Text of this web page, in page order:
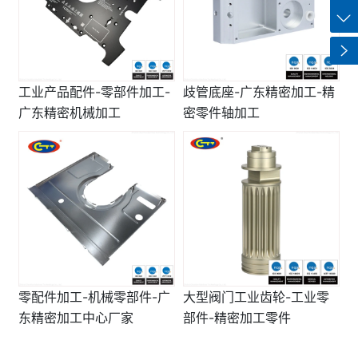
工业产品配件-零部件加工-
广东精密机械加工
歧管底座-广东精密加工-精
密零件轴加工
零配件加工-机械零部件-广
东精密加工中心厂家
大型阀门工业齿轮-工业零
部件-精密加工零件
haiqi.liang@chuntian-ctt.com